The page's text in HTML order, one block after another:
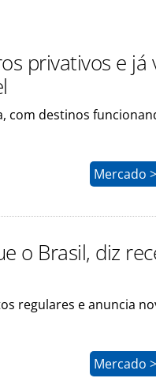
privativos e já
com destinos
Mercado
o Brasil, diz
regulares e anuncia
Mercado